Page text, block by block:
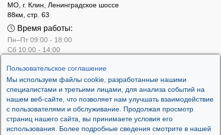
Пользовательское соглашение
Мы используем файлы cookie, разработанные нашими
специалистами и третьими лицами, для анализа событий на
нашем веб-сайте, что позволяет нам улучшать взаимодействие
с пользователями и обслуживание. Продолжая просмотр
страниц нашего сайта, вы принимаете условия его
использования. Более подробные сведения смотрите в нашей
МО, г. Клин, Ленинградское шоссе
88км, стр. 63
Время работы:
Пн–Пт 09:00 - 18:00
Сб 10:00 - 14:00